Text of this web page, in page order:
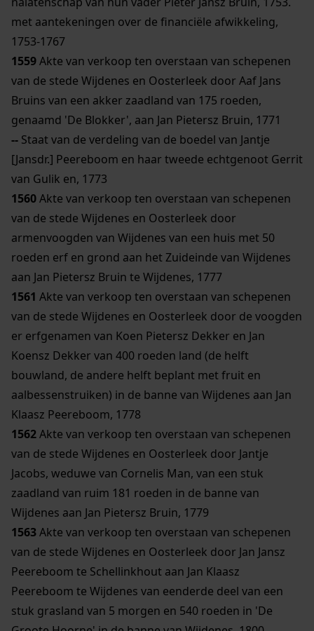
met aantekeningen over de financiële afwikkeling,
1753-1767
1559Akte van verkoop ten overstaan van schepenen
van de stede Wijdenes en Oosterleek door Aaf Jans
Bruins van een akker zaadland van 175 roeden,
genaamd 'De Blokker', aan Jan Pietersz Bruin, 1771
-- Staat van de verdeling van de boedel van Jantje
[Jansdr.] Peereboom en haar tweede echtgenoot Gerrit
van Gulik en, 1773
1560Akte van verkoop ten overstaan van schepenen
van de stede Wijdenes en Oosterleek door
armenvoogden van Wijdenes van een huis met 50
roeden erf en grond aan het Zuideinde van Wijdenes
aan Jan Pietersz Bruin te Wijdenes, 1777
1561 Akte van verkoop ten overstaan van schepenen
van de stede Wijdenes en Oosterleek door de voogden
er erfgenamen van Koen Pietersz Dekker en Jan
Koensz Dekker van 400 roeden land (de helft
bouwland, de andere helft beplant met fruit en
aalbessenstruiken) in de banne van Wijdenes aan Jan
Klaasz Peereboom, 1778
1562Akte van verkoop ten overstaan van schepenen
van de stede Wijdenes en Oosterleek door Jantje
Jacobs, weduwe van Cornelis Man, van een stuk
zaadland van ruim 181 roeden in de banne van
Wijdenes aan Jan Pietersz Bruin, 1779
1563Akte van verkoop ten overstaan van schepenen
van de stede Wijdenes en Oosterleek door Jan Jansz
Peereboom te Schellinkhout aan Jan Klaasz
Peereboom te Wijdenes van eenderde deel van een
stuk grasland van 5 morgen en 540 roeden in 'De